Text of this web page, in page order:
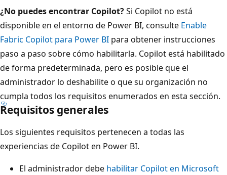
¿No puedes encontrar Copilot?Si Copilot no está
disponible en el entorno de Power BI, consulte Enable
Fabric Copilot para Power BI para obtener instrucciones
paso a paso sobre cómo habilitarla. Copilot está habilitado
de forma predeterminada, pero es posible que el
administrador lo deshabilite o que su organización no
cumpla todos los requisitos enumerados en esta sección.
Requisitos generales
Los siguientes requisitos pertenecen a todas las
experiencias de Copilot en Power BI.
El administrador debe habilitar Copilot en Microsoft